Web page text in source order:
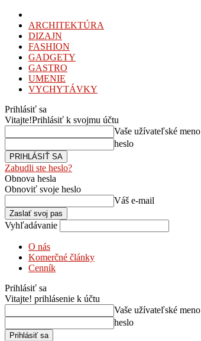
ARCHITEKTÚRA
DIZAJN
FASHION
GADGETY
GASTRO
UMENIE
VYCHYTÁVKY
Prihlásiť sa
Vitajte!Prihlásiť k svojmu účtu
Vaše užívateľské meno
heslo
Zabudli ste heslo?
Obnova hesla
Obnoviť svoje heslo
Váš e-mail
Vyhľadávanie
O nás
Komerčné články
Cenník
Prihlásiť sa
Vitajte! prihlásenie k účtu
Vaše užívateľské meno
heslo